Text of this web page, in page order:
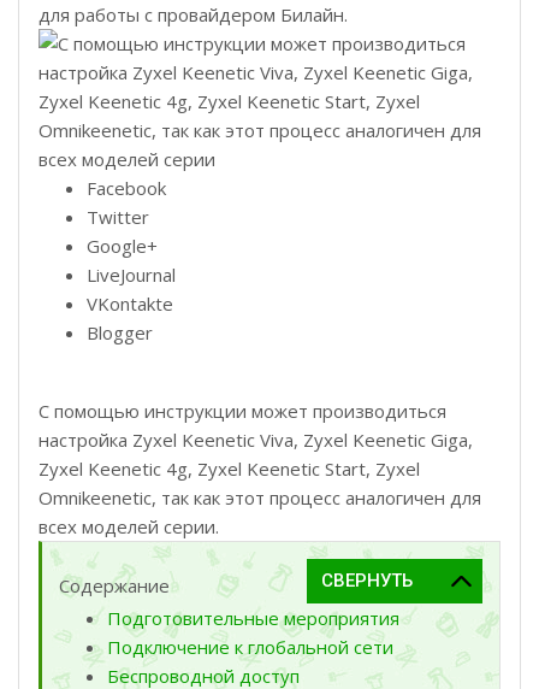
для работы с провайдером Билайн.
Facebook
Twitter
Google+
LiveJournal
VKontakte
Blogger
С помощью инструкции может производиться
настройка Zyxel Keenetic Viva, Zyxel Keenetic Giga,
Zyxel Keenetic 4g, Zyxel Keenetic Start, Zyxel
Omnikeenetic, так как этот процесс аналогичен для
всех моделей серии.
Содержание
Подготовительные мероприятия
Подключение к глобальной сети
Беспроводной доступ